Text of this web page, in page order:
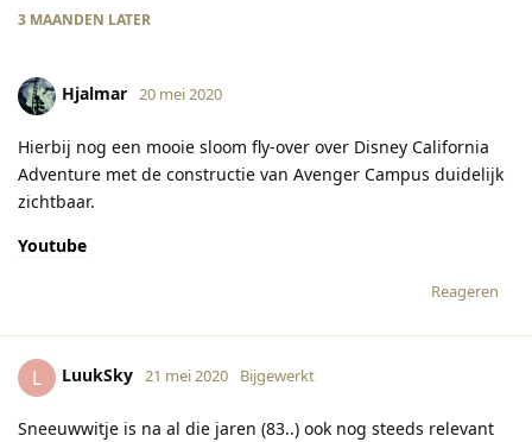
3 MAANDEN LATER
Hjalmar 20 mei 2020
Hierbij nog een mooie sloom fly-over over Disney California
Adventure met de constructie van Avenger Campus duidelijk
zichtbaar.
Youtube
Reageren
L LuukSky 21 mei 2020 Bijgewerkt
Sneeuwwitje is na al die jaren (83..) ook nog steeds relevant